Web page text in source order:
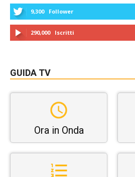
9,300 Follower
290,000 Iscritti
GUIDA TV
Ora in Onda